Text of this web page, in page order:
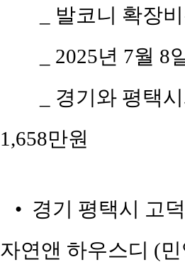
_ 발코니 확장
_ 2025년 7월
_ 경기와 평택
1,658만원
• 경기 평택시 고
자연앤 하우스디 (